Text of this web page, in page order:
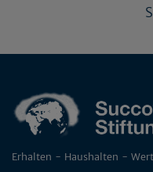
Erhalten - Haushalten -